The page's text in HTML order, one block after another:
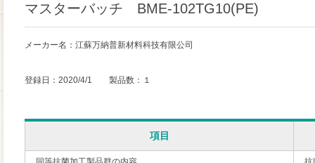
マスターバッチ BME-102TG10(PE)
メーカー名：江蘇万納普新材料科技有限公司
登録日：2020/4/1 製品数：１
項目